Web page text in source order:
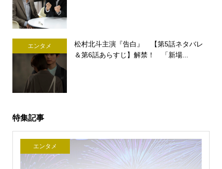
エンタメ
松村北斗主演『告白』 【第5話ネタバレ
＆第6話あらすじ】解禁！ 「新場...
特集記事
エンタメ